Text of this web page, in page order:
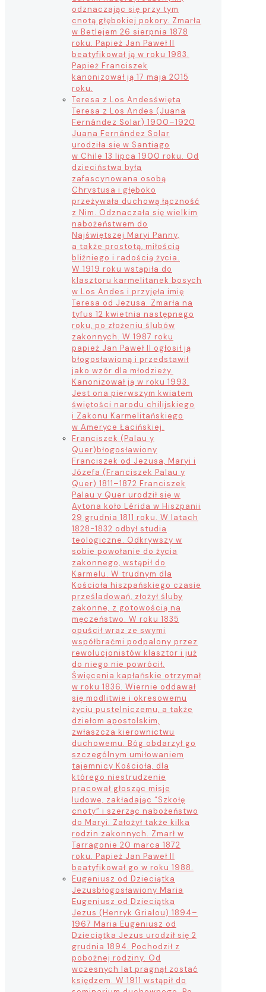
odznaczając się przy tym
cnotą głębokiej pokory. Zmarła
w Betlejem 26 sierpnia 1878
roku. Papież Jan Paweł II
beatyfikował ją w roku 1983.
Papież Franciszek
kanonizował ją 17 maja 2015
roku.
Teresa z Los Andesświęta
Teresa z Los Andes (Juana
Fernández Solar) 1900–1920
Juana Fernández Solar
urodziła się w Santiago
w Chile 13 lipca 1900 roku. Od
dzieciństwa była
zafascynowana osobą
Chrystusa i głęboko
przeżywała duchową łączność
z Nim. Odznaczała się wielkim
nabożeństwem do
Najświętszej Maryi Panny,
a także prostotą, miłością
bliźniego i radością życia.
W 1919 roku wstąpiła do
klasztoru karmelitanek bosych
w Los Andes i przyjęła imię
Teresa od Jezusa. Zmarła na
tyfus 12 kwietnia następnego
roku, po złożeniu ślubów
zakonnych. W 1987 roku
papież Jan Paweł II ogłosił ją
błogosławioną i przedstawił
jako wzór dla młodzieży.
Kanonizował ją w roku 1993.
Jest ona pierwszym kwiatem
świętości narodu chilijskiego
i Zakonu Karmelitańskiego
w Ameryce Łacińskiej.
Franciszek (Palau y
Quer)błogosławiony
Franciszek od Jezusa, Maryi i
Józefa (Franciszek Palau y
Quer) 1811–1872 Franciszek
Palau y Quer urodził się w
Aytona koło Lérida w Hiszpanii
29 grudnia 1811 roku. W latach
1828-1832 odbył studia
teologiczne. Odkrywszy w
sobie powołanie do życia
zakonnego, wstąpił do
Karmelu. W trudnym dla
Kościoła hiszpańskiego czasie
prześladowań, złożył śluby
zakonne, z gotowością na
męczeństwo. W roku 1835
opuścił wraz ze swymi
współbraćmi podpalony przez
rewolucjonistów klasztor i już
do niego nie powrócił.
Święcenia kapłańskie otrzymał
w roku 1836. Wiernie oddawał
się modlitwie i okresowemu
życiu pustelniczemu, a także
dziełom apostolskim,
zwłaszcza kierownictwu
duchowemu. Bóg obdarzył go
szczególnym umiłowaniem
tajemnicy Kościoła, dla
którego niestrudzenie
pracował głosząc misje
ludowe, zakładając “Szkołę
cnoty” i szerząc nabożeństwo
do Maryi. Założył także kilka
rodzin zakonnych. Zmarł w
Tarragonie 20 marca 1872
roku. Papież Jan Paweł II
beatyfikował go w roku 1988.
Eugeniusz od Dzieciątka
Jezusbłogosławiony Maria
Eugeniusz od Dzieciątka
Jezus (Henryk Grialou) 1894–
1967 Maria Eugeniusz od
Dzieciątka Jezus urodził się 2
grudnia 1894. Pochodził z
pobożnej rodziny. Od
wczesnych lat pragnął zostać
księdzem. W 1911 wstąpił do